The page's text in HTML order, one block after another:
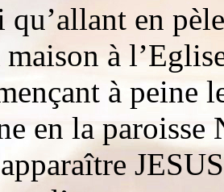
qu’allant en
maison à
à peine
en la paroisse